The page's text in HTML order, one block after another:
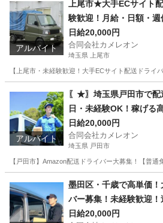
アルバイト
上尾市★大手ECサイト
験歓迎！月給・日額・週
日給20,000円
合同会社カメレオン
埼玉県 上尾市
【上尾市・未経験歓迎！大手ECサイト配送ドラ
ドライバー 積み込み
アルバイト
〖★〗埼玉県戸田市で
日・未経験OK！稼げる
日給20,000円
合同会社カメレオン
埼玉県 戸田市
【戸田市】Amazon配送ドライバー大募集！【普
ドライバー 積み込み
墨田区・千歳で高単価
バー募集！未経験歓迎！
日給20,000円